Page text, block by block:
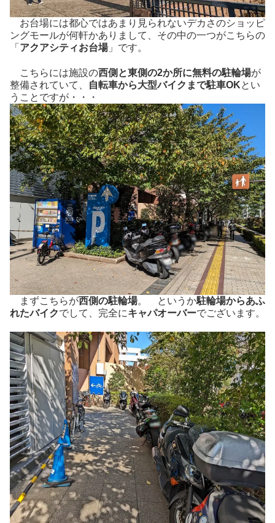
お台場には都心ではあまり見られないデカさのショッピ
ングモールが何軒かありまして、その中の一つがこちらの
「 アクアシティお台場」です。
こちらには施設の西側と東側の2か所に無料の駐輪場が
整備されていて、
自転車から大型バイクまで駐車OKとい
うことですが・・・
まずこちらが西側の駐輪場。 というか駐輪場からあふ
れたバイクでして、完全にキャパオーバーでございます。